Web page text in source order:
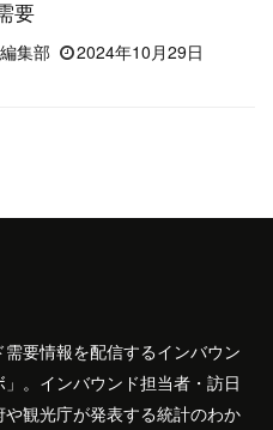
要
集部
2024年10月29日
要情報を配信するインバウン
。インバウンド担当者・訪日
観光庁が発表する統計のわか